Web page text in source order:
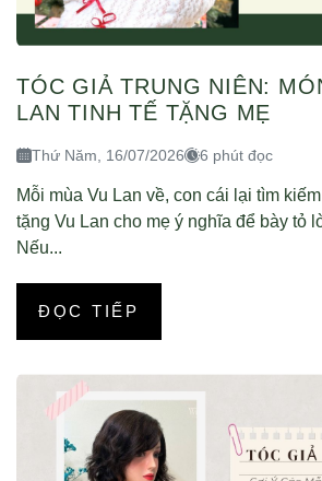
TÓC GIẢ TRUNG NIÊN:
LAN TINH TẾ TẶNG MẸ
Thứ Năm, 16/07/2026 6 phút đọc
Mỗi mùa Vu Lan về, con cái lại tìm
tặng Vu Lan cho mẹ ý nghĩa để bày tỏ
Nếu...
ĐỌC TIẾP